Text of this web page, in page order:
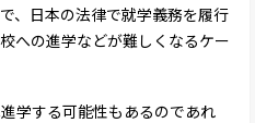
、日本の法律で就学義務を履行
への進学などが難しくなるケー
学する可能性もあるのであれ